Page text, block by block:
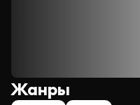
Жанры